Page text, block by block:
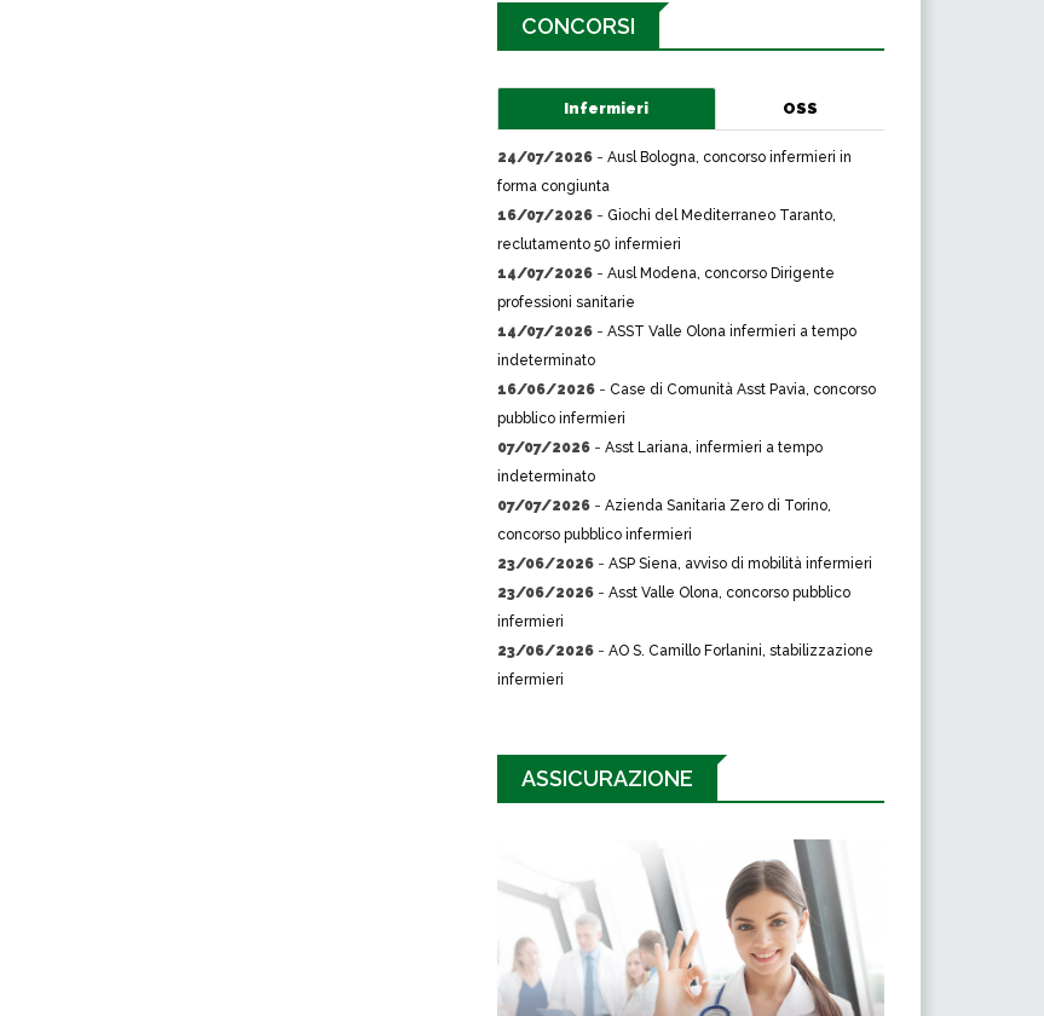
CONCORSI
Infermieri OSS
24/07/2026 - Ausl Bologna, concorso infermieri in
forma congiunta
16/07/2026 - Giochi del Mediterraneo Taranto,
reclutamento 50 infermieri
14/07/2026 - Ausl Modena, concorso Dirigente
professioni sanitarie
14/07/2026 - ASST Valle Olona infermieri a tempo
indeterminato
16/06/2026 - Case di Comunità Asst Pavia, concorso
pubblico infermieri
07/07/2026 - Asst Lariana, infermieri a tempo
indeterminato
07/07/2026 - Azienda Sanitaria Zero di Torino,
concorso pubblico infermieri
23/06/2026 - ASP Siena, avviso di mobilità infermieri
23/06/2026 - Asst Valle Olona, concorso pubblico
infermieri
23/06/2026 - AO S. Camillo Forlanini, stabilizzazione
infermieri
ASSICURAZIONE